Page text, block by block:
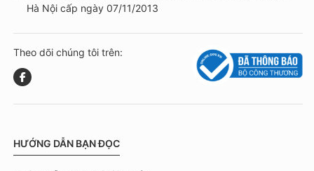
Hà Nội cấp ngày 07/11/2013
Theo dõi chúng tôi trên:
HƯỚNG DẪN BẠN ĐỌC